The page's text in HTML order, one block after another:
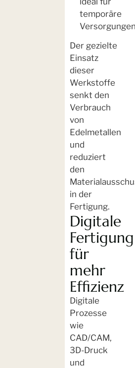
temporäre
Der gezielte
Einsatz
dieser
Werkstoffe
senkt den
Verbrauch
von
Edelmetallen
und
reduziert
den
in der
Fertigung.
Digitale
Fertigung
für
mehr
Effizienz
Digitale
Prozesse
wie
CAD/CAM,
3D-Druck
und